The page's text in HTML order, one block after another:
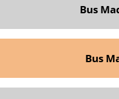
Bus
Bus